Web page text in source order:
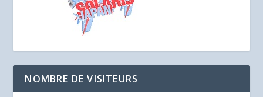
NOMBRE DE VISITEURS